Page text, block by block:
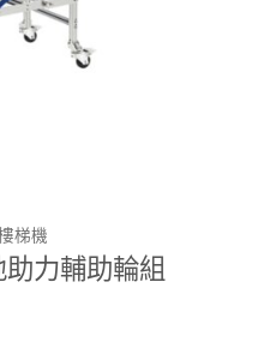
梯機
力輔助輪組